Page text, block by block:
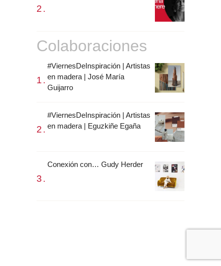
Colaboraciones
#ViernesDeInspiración | Artistas
en madera | José María
Guijarro
#ViernesDeInspiración | Artistas
en madera | Eguzkiñe Egaña
Conexión con… Gudy Herder